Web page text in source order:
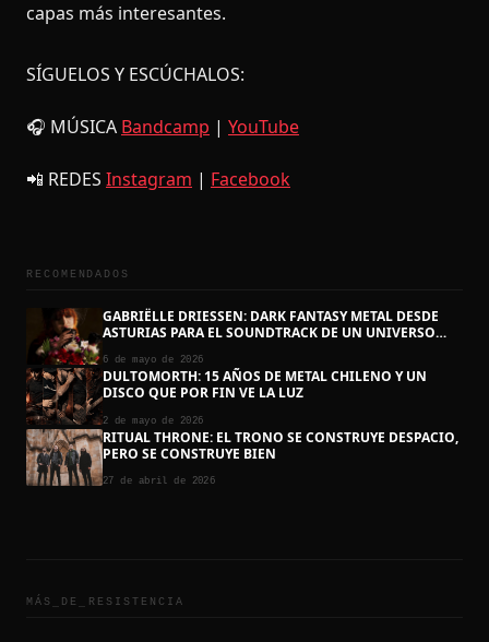
capas más interesantes.
SÍGUELOS Y ESCÚCHALOS:
🎧 MÚSICA Bandcamp | YouTube
📲 REDES Instagram | Facebook
RECOMENDADOS
GABRIËLLE DRIESSEN: DARK FANTASY METAL DESDE
ASTURIAS PARA EL SOUNDTRACK DE UN UNIVERSO
6 de mayo de 2026
DULTOMORTH: 15 AÑOS DE METAL CHILENO Y UN
DISCO QUE POR FIN VE LA LUZ
2 de mayo de 2026
RITUAL THRONE: EL TRONO SE CONSTRUYE DESPACIO,
PERO SE CONSTRUYE BIEN
27 de abril de 2026
MÁS_DE_ RESISTENCIA